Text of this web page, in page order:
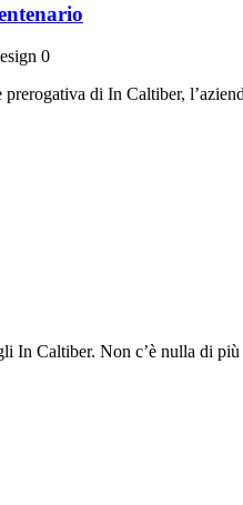
0
di In Caltiber,
In Caltiber. Non c’è nulla di